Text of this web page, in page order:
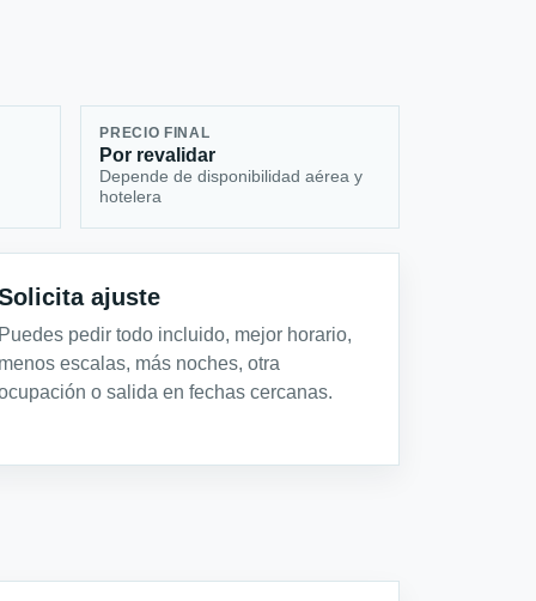
PRECIO FINAL
Por revalidar
Depende de disponibilidad aérea y
hotelera
ajuste
Puedes pedir todo incluido, mejor horario,
menos escalas, más noches, otra
o salida en fechas cercanas.